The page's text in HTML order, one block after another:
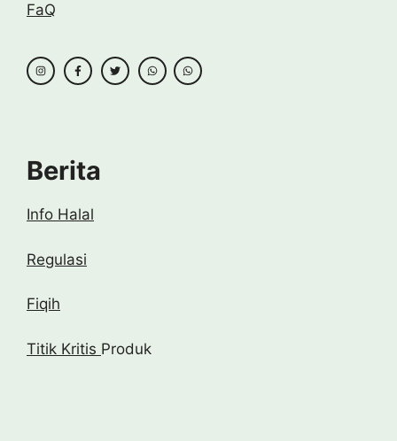
FaQ
Berita
Info Halal
Regulasi
Fiqih
Titik Kritis Produk